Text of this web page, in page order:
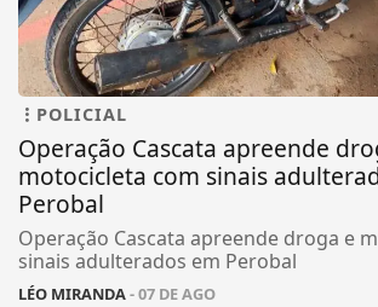
POLICIAL
Operação Cascata apreende
motocicleta com sinais
Perobal
Operação Cascata apreende droga e
sinais adulterados em Perobal
LÉO MIRANDA- 07 DE AGO